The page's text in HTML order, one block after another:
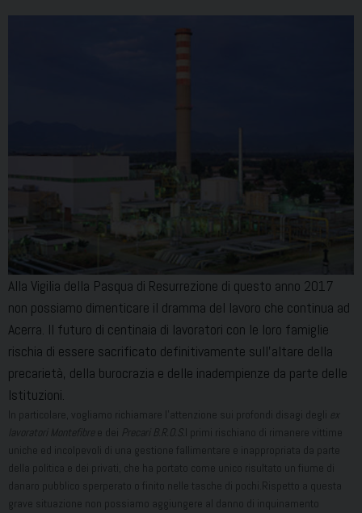
Alla Vigilia della Pasqua di Resurrezione di questo anno 2017
non possiamo dimenticare il dramma del lavoro che continua ad
Acerra. Il futuro di centinaia di lavoratori con le loro famiglie
rischia di essere sacrificato definitivamente sull’altare della
precarietà, della burocrazia e delle inadempienze da parte delle
Istituzioni.
In particolare, vogliamo richiamare l’attenzione sui profondi disagi degli ex
lavoratori Montefibre e dei Precari B.R.O.S.I primi rischiano di rimanere vittime
uniche ed incolpevoli di una gestione fallimentare e inappropriata da parte
della politica e dei privati, che ha portato come unico risultato un fiume di
danaro pubblico sperperato o finito nelle tasche di pochi.Rispetto a questa
grave situazione non possiamo aggiungere al danno di inquinamento